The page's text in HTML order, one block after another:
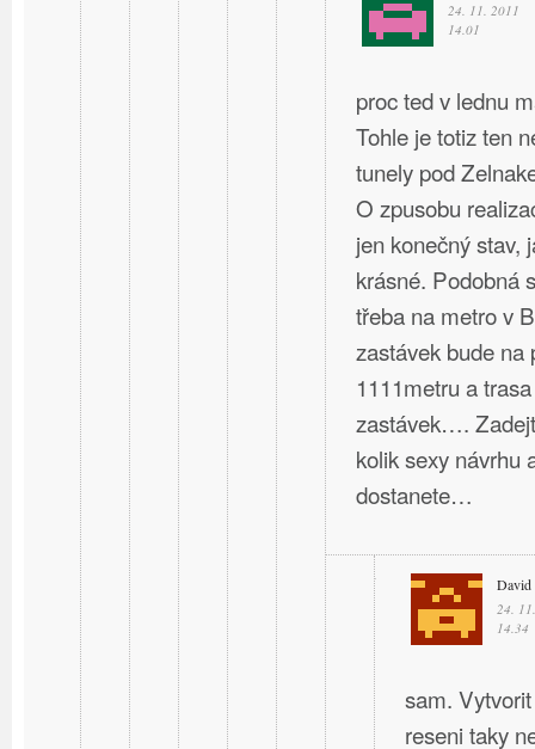
24. 11. 2011
14.01
proc ted v lednu
Tohle je totiz ten
tunely pod
O zpusobu
jen konečný stav,
krásné. Podobná
třeba na metro v
zastávek bude na
1111metru a
zastávek….
kolik sexy návrhu
dostanete…
David
24.
14.34
sam.
reseni taky